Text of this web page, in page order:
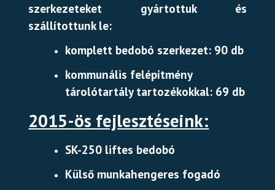
szerkezeteket gyártottuk és
szállítottunk le:
komplett bedobó szerkezet: 90 db
kommunális felépítmény
tárolótartály tartozékokkal: 69 db
2015-ös fejlesztéseink:
SK-250 liftes bedobó
Külső munkahengeres fogadó